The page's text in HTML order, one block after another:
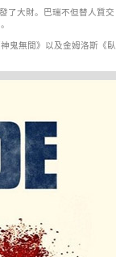
了大財。巴瑞不但替人質交
鬼無間》以及金姆洛斯《臥